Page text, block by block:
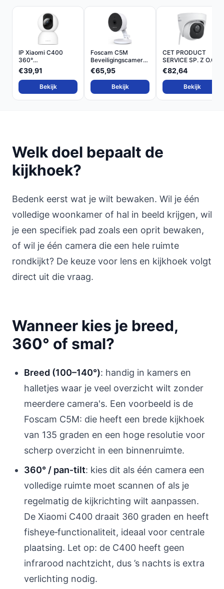
IP Xiaomi C400
360°
Beveiligingscamera...
€39,91
Bekijk
Foscam C5M
Beveiligingscamera
3K 5MP D...
€65,95
Bekijk
CET PRODUCT
SERVICE SP. Z O.O.
Reolink
€82,64
Bekijk
Welk doel bepaalt de
kijkhoek?
Bedenk eerst wat je wilt bewaken. Wil je één
volledige woonkamer of hal in beeld krijgen, wil
je een specifiek pad zoals een oprit bewaken,
of wil je één camera die een hele ruimte
rondkijkt? De keuze voor lens en kijkhoek volgt
direct uit die vraag.
Wanneer kies je breed,
360° of smal?
Breed (100–140°): handig in kamers en
halletjes waar je veel overzicht wilt zonder
meerdere camera's. Een voorbeeld is de
Foscam C5M: die heeft een brede kijkhoek
van 135 graden en een hoge resolutie voor
scherp overzicht in een binnenruimte.
360° / pan‑tilt: kies dit als één camera een
volledige ruimte moet scannen of als je
regelmatig de kijkrichting wilt aanpassen.
De Xiaomi C400 draait 360 graden en heeft
fisheye‑functionaliteit, ideaal voor centrale
plaatsing. Let op: de C400 heeft geen
infrarood nachtzicht, dus ’s nachts is extra
verlichting nodig.